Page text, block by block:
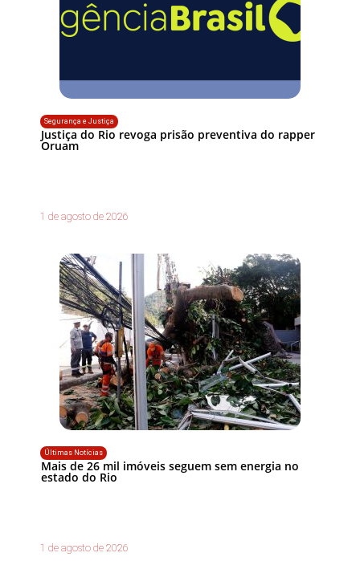
Segurança e Justiça
Justiça do Rio revoga prisão preventiva do rapper
Oruam
1 de agosto de 2026
Últimas Notícias
Mais de 26 mil imóveis seguem sem energia no
estado do Rio
1 de agosto de 2026